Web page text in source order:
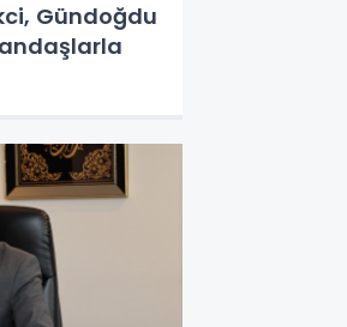
Gündoğdu